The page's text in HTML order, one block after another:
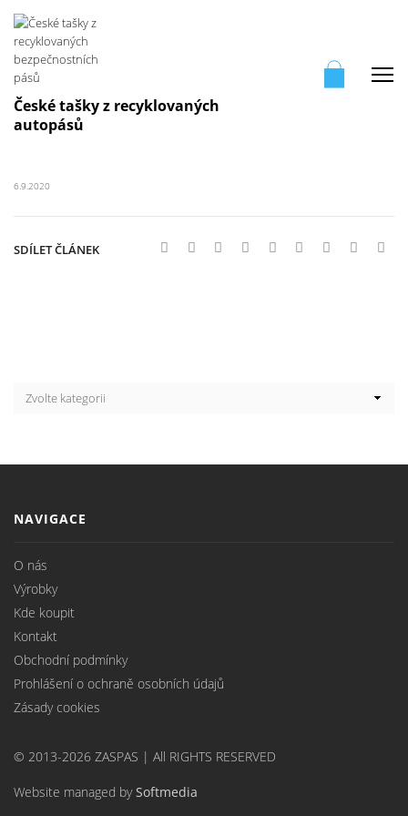
České tašky z recyklovaných
autopásů
6.9.2020
SDÍLET ČLÁNEK
NAVIGACE
O nás
Výrobky
Kde koupit
Kontakt
Obchodní podmínky
Prohlášení o ochraně osobních údajů
Zásady cookies
© 2013-2026 ZASPAS | All RIGHTS RESERVED
Website managed bySoftmedia